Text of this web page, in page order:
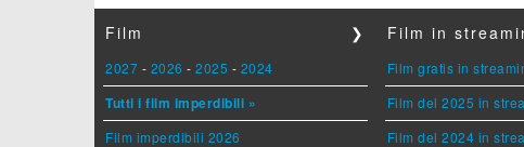
Film ❯
2027 - 2026 - 2025 - 2024
Tutti i film imperdibili »
Film imperdibili 2026
Film in
Film gratis in
Film del 2025 in
Film del 2024 in